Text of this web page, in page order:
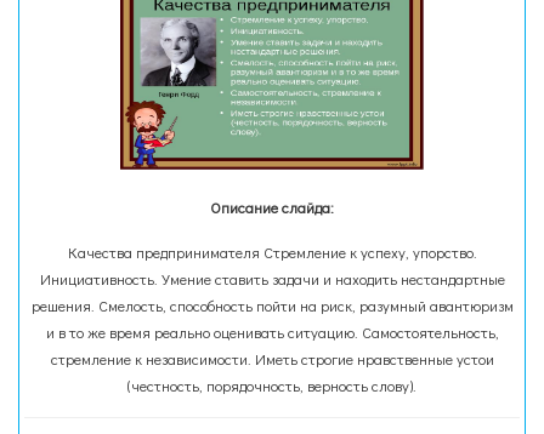
Описание слайда:
Качества предпринимателя Стремление к успеху, упорство.
Инициативность. Умение ставить задачи и находить нестандартные
решения. Смелость, способность пойти на риск, разумный авантюризм
и в то же время реально оценивать ситуацию. Самостоятельность,
стремление к независимости. Иметь строгие нравственные устои
(честность, порядочность, верность слову).